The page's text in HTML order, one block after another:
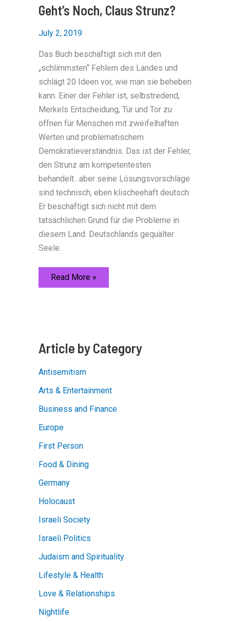
Geht’s Noch, Claus Strunz?
July 2, 2019
Das Buch beschäftigt sich mit den
„schlimmsten“ Fehlern des Landes und
schlägt 20 Ideen vor, wie man sie beheben
kann. Einer der Fehler ist, selbstredend,
Merkels Entscheidung, Tür und Tor zu
öffnen für Menschen mit zweifelhaften
Werten und problematischem
Demokratieverständnis. Das ist der Fehler,
den Strunz am kompetentesten
behandelt…aber seine Lösungsvorschläge
sind technisch, eben klischeehaft deutsch.
Er beschäftigt sich nicht mit dem
tatsächlichen Grund für die Probleme in
diesem Land: Deutschlands gequälter
Seele.
Geht’s
Read More »
Article by Category
Antisemitism
Arts & Entertainment
Business and Finance
Europe
First Person
Food & Dining
Germany
Holocaust
Israeli Society
Israeli Politics
Judaism and Spirituality
Lifestyle & Health
Love & Relationships
Nightlife